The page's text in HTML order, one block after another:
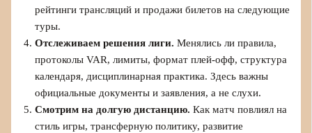
рейтинги трансляций и продажи билетов на следующие
туры.
Отслеживаем решения лиги. Менялись ли правила,
протоколы VAR, лимиты, формат плей-офф, структура
календаря, дисциплинарная практика. Здесь важны
официальные документы и заявления, а не слухи.
Смотрим на долгую дистанцию. Как матч повлиял на
стиль игры, трансферную политику, развитие